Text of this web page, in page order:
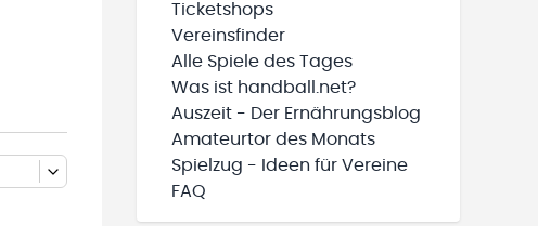
Ticketshops
Vereinsfinder
Alle Spiele des Tages
Was ist handball.net?
Auszeit - Der Ernährungsblog
Amateurtor des Monats
Spielzug - Ideen für Vereine
FAQ